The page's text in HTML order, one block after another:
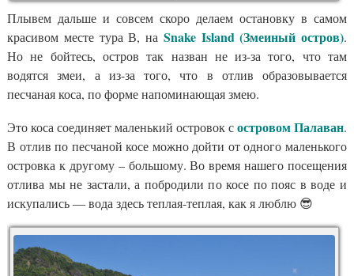
Плывем дальше и совсем скоро делаем остановку в самом
красивом месте тура В, на Snake Island (Змеиный остров).
Но не бойтесь, остров так назван не из-за того, что там
водятся змеи, а из-за того, что в отлив образовывается
песчаная коса, по форме напоминающая змею.
Это коса соединяет маленький островок состровом Палаван.
В отлив по песчаной косе можно дойти от одного маленького
островка к другому – большому. Во время нашего посещения
отлива мы не застали, а побродили по косе по пояс в воде и
искупались — вода здесь теплая-теплая, как я люблю 😎